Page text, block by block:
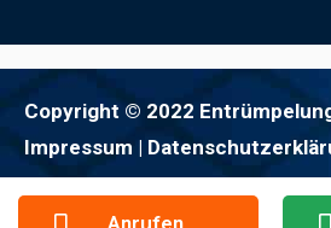
Copyright © 2022
Impressum |
Anrufen